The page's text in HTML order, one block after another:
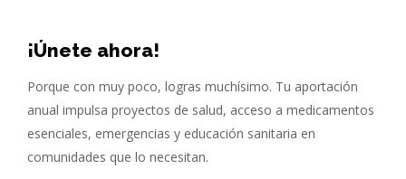
¡Únete ahora!
Porque con muy poco, logras muchísimo. Tu aportación
anual impulsa proyectos de salud, acceso a medicamentos
esenciales, emergencias y educación sanitaria en
comunidades que lo necesitan.